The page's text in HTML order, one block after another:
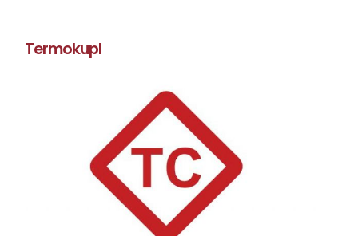
Termokupl